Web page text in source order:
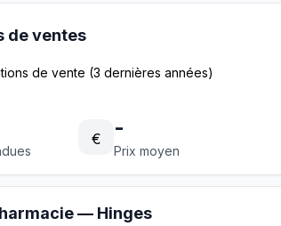
de ventes
de vente (3 dernières années)
€ -
Prix moyen
— Hinges